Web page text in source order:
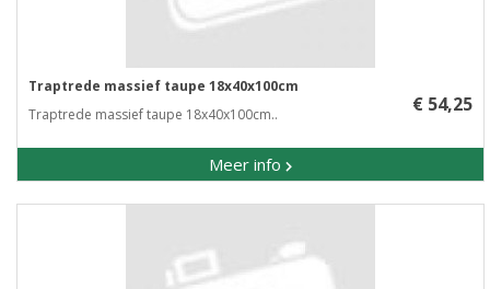
Traptrede massief taupe 18x40x100cm
Traptrede massief taupe 18x40x100cm..
Meer info
€ 54,25